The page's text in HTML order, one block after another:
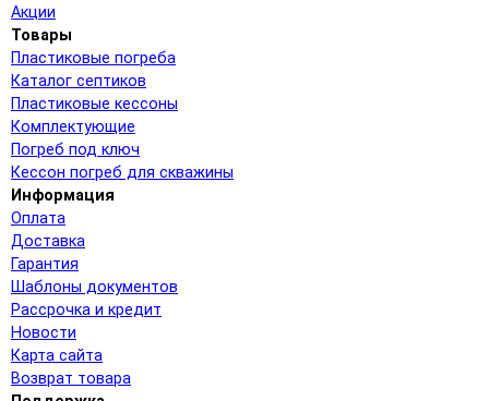
Акции
Товары
Пластиковые погреба
Каталог септиков
Пластиковые кессоны
Комплектующие
Погреб под ключ
Кессон погреб для скважины
Информация
Оплата
Доставка
Гарантия
Шаблоны документов
Рассрочка и кредит
Новости
Карта сайта
Возврат товара